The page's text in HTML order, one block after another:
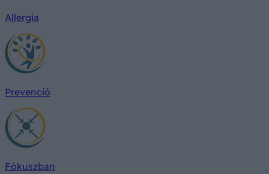
Allergia
Prevenció
Fókuszban